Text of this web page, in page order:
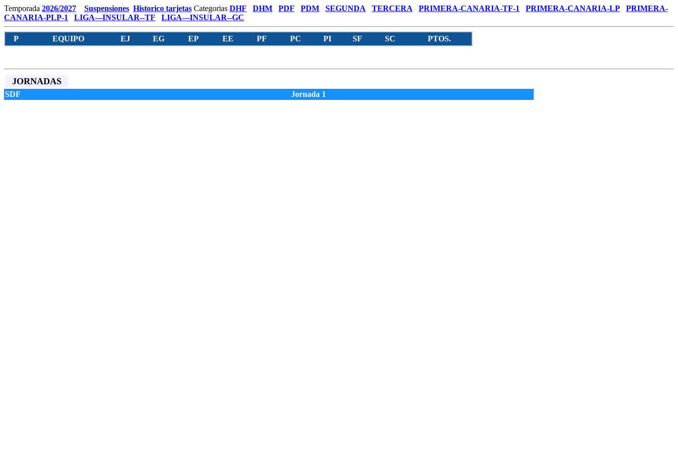
Temporada 2026/2027 Suspensiones Historico tarjetas Categorias DHF DHM PDF PDM SEGUNDA TERCERA PRIMERA-CANARIA-TF-1 PRIMERA-CANARIA-LP
PRIMERA-
CANARIA-PLP-1
LIGA---INSULAR--TF LIGA---INSULAR--GC
P EQUIPO EJ EG EP EE PF PC PI SF SC PTOS.
JORNADAS
SDF Jornada 1